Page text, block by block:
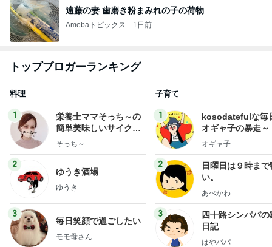
遠藤の妻 歯磨き粉まみれの子の荷物
Amebaトピックス 1日前
トップブロガーランキング
料理
1
栄養士ママそっち～の
簡単美味しいサイクル
献立
そっち～
2
ゆうき酒場
ゆうき
3
毎日笑顔で過ごしたい
モモ母さん
子育て
1
kosodatefulな毎
オギャ子の暴走～
オギャ子
2
日曜日は９時まで
い。
あべかわ
3
四十路シンパパの
日記
はやパパ